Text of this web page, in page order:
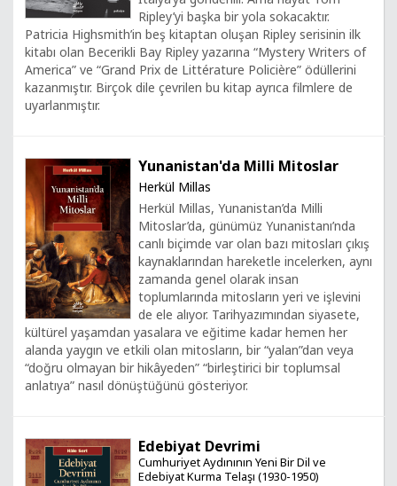
Ripley’yi başka bir yola sokacaktır.
Patricia Highsmith’in beş kitaptan oluşan Ripley serisinin ilk
kitabı olan Becerikli Bay Ripley yazarına “Mystery Writers of
America” ve “Grand Prix de Littérature Policière” ödüllerini
kazanmıştır. Birçok dile çevrilen bu kitap ayrıca filmlere de
uyarlanmıştır.
Yunanistan'da Milli Mitoslar
Herkül Millas
Herkül Millas, Yunanistan’da Milli
Mitoslar’da, günümüz Yunanistanı’nda
canlı biçimde var olan bazı mitosları çıkış
kaynaklarından hareketle incelerken, aynı
zamanda genel olarak insan
toplumlarında mitosların yeri ve işlevini
de ele alıyor. Tarihyazımından siyasete,
kültürel yaşamdan yasalara ve eğitime kadar hemen her
alanda yaygın ve etkili olan mitosların, bir “yalan”dan veya
“doğru olmayan bir hikâyeden” “birleştirici bir toplumsal
anlatıya” nasıl dönüştüğünü gösteriyor.
Edebiyat Devrimi
Cumhuriyet Aydınının Yeni Bir Dil ve
Edebiyat Kurma Telaşı (1930-1950)